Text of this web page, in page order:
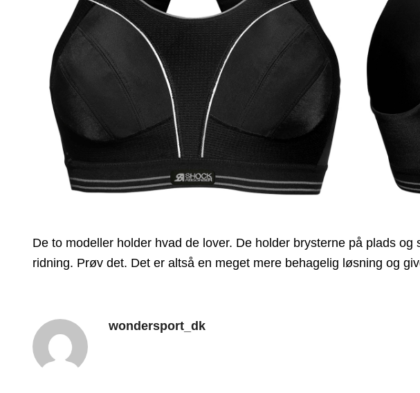
De to modeller holder hvad de lover. De holder brysterne på plads
ridning. Prøv det. Det er altså en meget mere behagelig løsning og
wondersport_dk